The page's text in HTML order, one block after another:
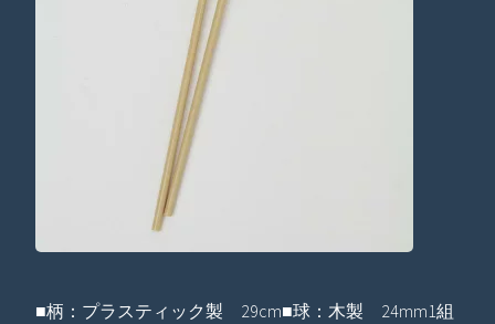
■柄：プラスティック製 29cm■球：木製 24mm1組